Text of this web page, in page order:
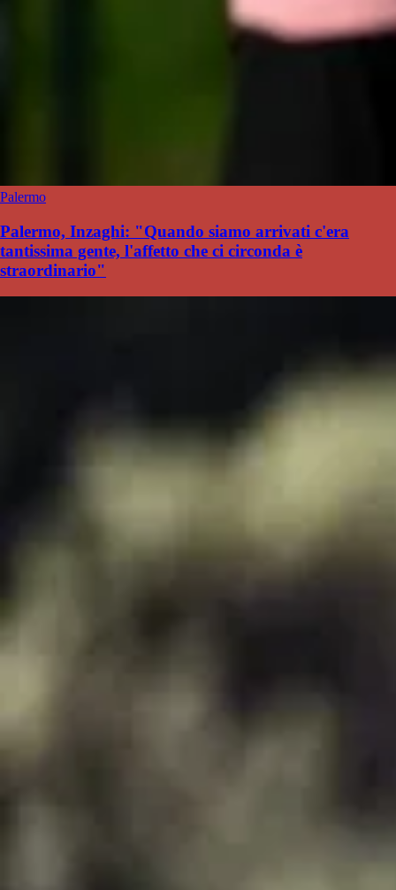
Palermo
Palermo, Inzaghi: "Quando siamo arrivati c'era
tantissima gente, l'affetto che ci circonda è
straordinario"